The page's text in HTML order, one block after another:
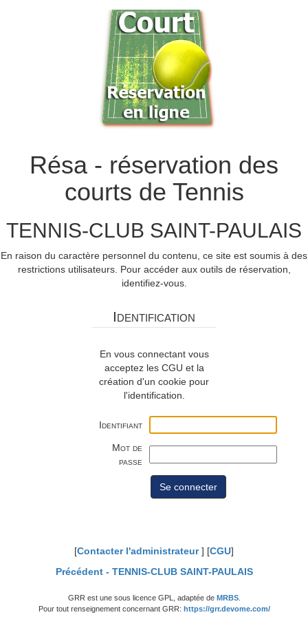
Résa - réservation des
courts de Tennis
TENNIS-CLUB SAINT-PAULAIS
En raison du caractère personnel du contenu, ce site est soumis à des
restrictions utilisateurs. Pour accéder aux outils de réservation,
identifiez-vous.
Identification
En vous connectant vous
acceptez les CGU et la
création d'un cookie pour
l'identification.
Identifiant
Mot de
passe
[Contacter l'administrateur] [CGU]
Précédent - TENNIS-CLUB SAINT-PAULAIS
GRR est une sous licence GPL, adaptée de MRBS.
Pour tout renseignement concernant GRR: https://grr.devome.com/